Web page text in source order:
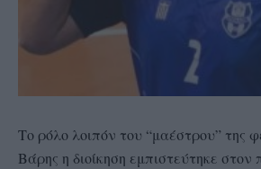
Το ρόλο λοιπόν του “μαέστρου” της
Βάρης η διοίκηση εμπιστεύτηκε